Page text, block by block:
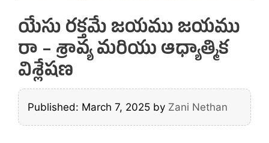
యేసు రక్తమే జయము జయము
రా – శ్రావ్య మరియు ఆధ్యాత్మిక
విశ్లేషణ
Published: March 7, 2025 by Zani Nethan